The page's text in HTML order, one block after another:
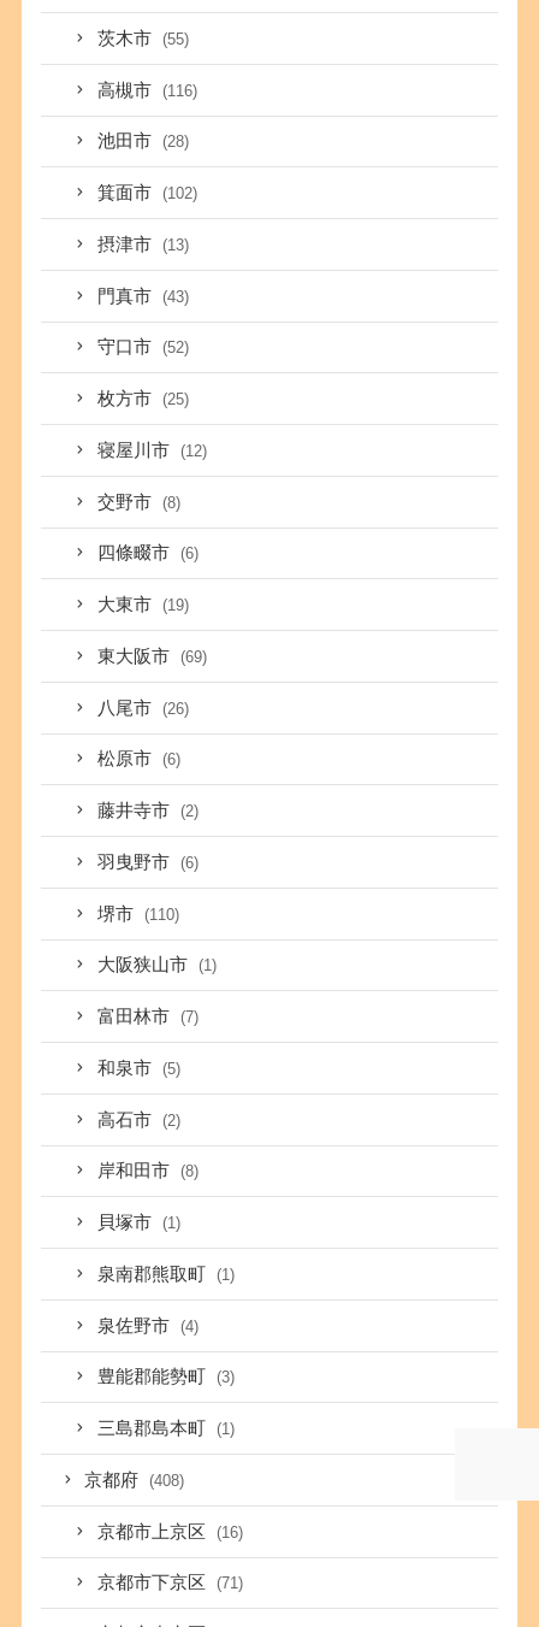
茨木市 (55)
高槻市 (116)
池田市 (28)
箕面市 (102)
摂津市 (13)
門真市 (43)
守口市 (52)
枚方市 (25)
寝屋川市 (12)
交野市 (8)
四條畷市 (6)
大東市 (19)
東大阪市 (69)
八尾市 (26)
松原市 (6)
藤井寺市 (2)
羽曳野市 (6)
堺市 (110)
大阪狭山市 (1)
富田林市 (7)
和泉市 (5)
高石市 (2)
岸和田市 (8)
貝塚市 (1)
泉南郡熊取町 (1)
泉佐野市 (4)
豊能郡能勢町 (3)
三島郡島本町 (1)
京都府 (408)
京都市上京区 (16)
京都市下京区 (71)